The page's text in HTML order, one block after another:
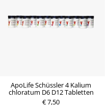
ApoLife Schüssler 4 Kalium
chloratum D6 D12 Tabletten
€ 7,50